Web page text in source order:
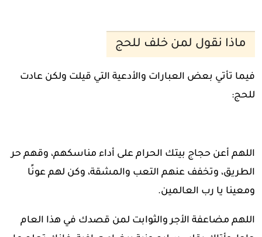
ماذا نقول لمن خلف للحج
فيما تأتي بعض العبارات والأدعية التي قيلت ولكن عادت
للحج:
اللهم أعن حجاج بيتك الحرام على أداء مناسكهم، وقهم حر
الطريق، وتخفف عنهم التعب والمشقة، وكن لهم عونًا
ومعينا يا رب العالمين.
اللهم مضاعفة الأجر والثوابت لمن قصدك في هذا العام